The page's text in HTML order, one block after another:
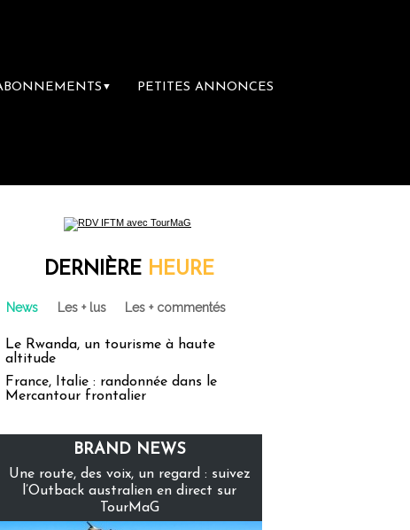
▼ PETITES ANNONCES
librairie du voyage
DERNIÈRE HEURE
News Les + lus Les + commentés
Le Rwanda, un tourisme à haute
altitude
France, Italie : randonnée dans le
Mercantour frontalier
BRAND NEWS
Une route, des voix, un regard : suivez
l’Outback australien en direct sur
TourMaG